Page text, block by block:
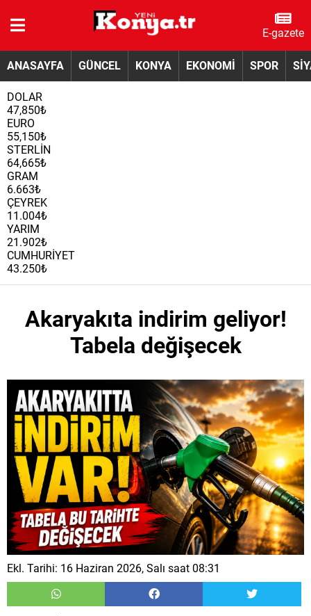
E-gazete
ANASAYFA GÜNCEL KONYA EKONOMİ SPOR
DOLAR
47,850₺
EURO
55,150₺
STERLİN
64,665₺
GRAM
6.663₺
ÇEYREK
11.004₺
YARIM
21.902₺
CUMHURİYET
43.250₺
Akaryakıta indirim geliyor!
Tabela değişecek
Ekl. Tarihi: 16 Haziran 2026, Salı saat 08:31